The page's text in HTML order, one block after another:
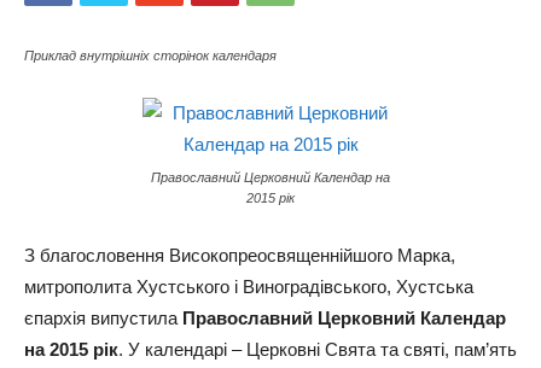
Приклад внутрішніх сторінок календаря
Православний Церковний Календар на
2015 рік
З благословення Високопреосвященнійшого Марка,
митрополита Хустського і Виноградівського, Хустська
єпархія випустила Православний Церковний Календар
на 2015 рік. У календарі – Церковні Свята та святі, пам’ять